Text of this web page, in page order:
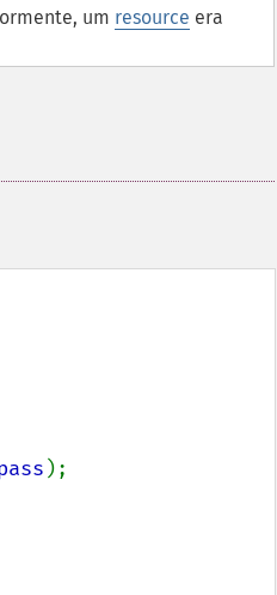
um resource era
);